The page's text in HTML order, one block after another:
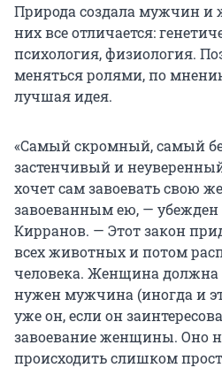
Природа создала мужчин
них все отличается:
психология, физиология.
меняться ролями, по
лучшая идея.
«Самый скромный, самый
застенчивый и
хочет сам завоевать свою
завоеванным ею, —
Кирранов. — Этот закон
всех животных и потом
человека. Женщина должна
нужен мужчина (иногда и
уже он, если он
завоевание женщины. Оно
происходить слишком